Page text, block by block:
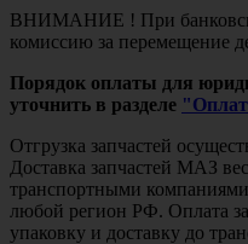
ВНИМАНИЕ ! При
комиссию за перемещение
Порядок оплаты для
уточнить в разделе
Отгрузка запчастей
Доставка запчастей МАЗ
транспортными
любой регион РФ. Оплата
упаковку и доставку до